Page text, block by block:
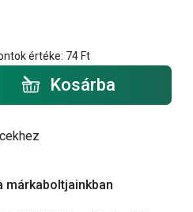
értéke: 74 Ft
Kosárba
márkaboltjainkban